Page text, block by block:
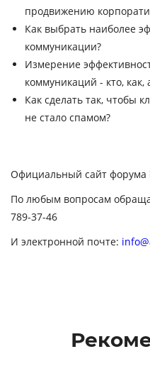
продвижению
Как выбрать наиболее
коммуникации?
Измерение
коммуникаций - кто, как,
Как сделать так, чтобы
не стало спамом?
Официальный сайт форума
По любым вопросам
789-37-46
И электронной почте: